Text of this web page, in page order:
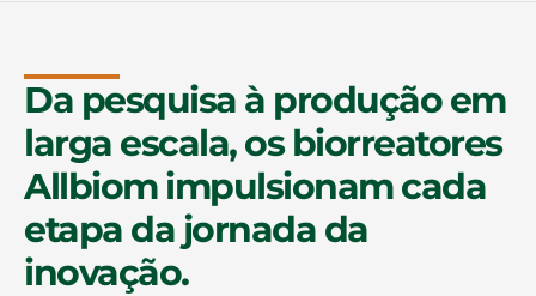
Da pesquisa à produção em
larga escala, os biorreatores
Allbiom impulsionam cada
etapa da jornada da
inovação.